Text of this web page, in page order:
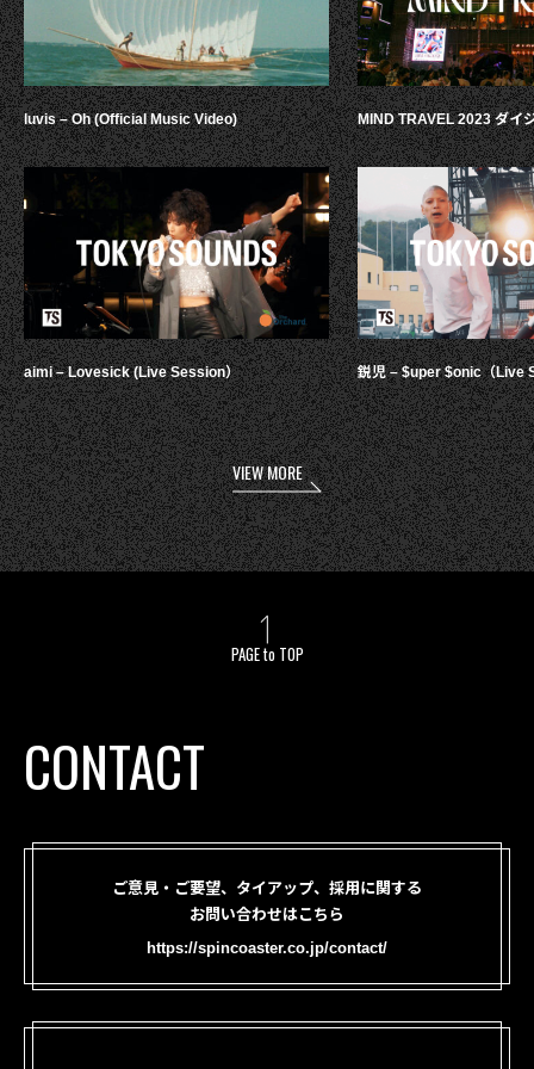
luvis – Oh (Official Music Video)
aimi – Lovesick (Live Session）
MIND TRAVEL 2023 ダイ
鋭児 – $uper $onic（Live
VIEW MORE
PAGE to TOP
CONTACT
ご意見・ご要望、タイアップ、採用に関する
お問い合わせはこちら
https://spincoaster.co.jp/contact/